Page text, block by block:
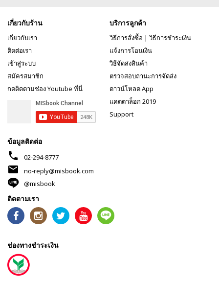
เกี่ยวกับร้าน
เกี่ยวกับเรา
ติดต่อเรา
เข้าสู่ระบบ
สมัครสมาชิก
กดติดตามช่อง Youtube ที่นี่
บริการลูกค้า
วิธีการสั่งซื้อ | วิธีการชำระเงิน
แจ้งการโอนเงิน
วิธีจัดส่งสินค้า
ตรวจสอบถานะการจัดส่ง
ดาวน์โหลด App
แคตตาล็อก 2019
Support
ข้อมูลติดต่อ
phone 02-294-8777
mail
no-reply@misbook.com
@misbook
ติดตามเรา
ช่องทางชำระเงิน